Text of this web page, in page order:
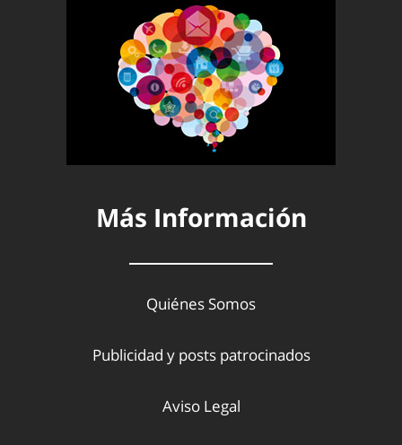
Más Información
Quiénes Somos
Publicidad y posts patrocinados
Aviso Legal